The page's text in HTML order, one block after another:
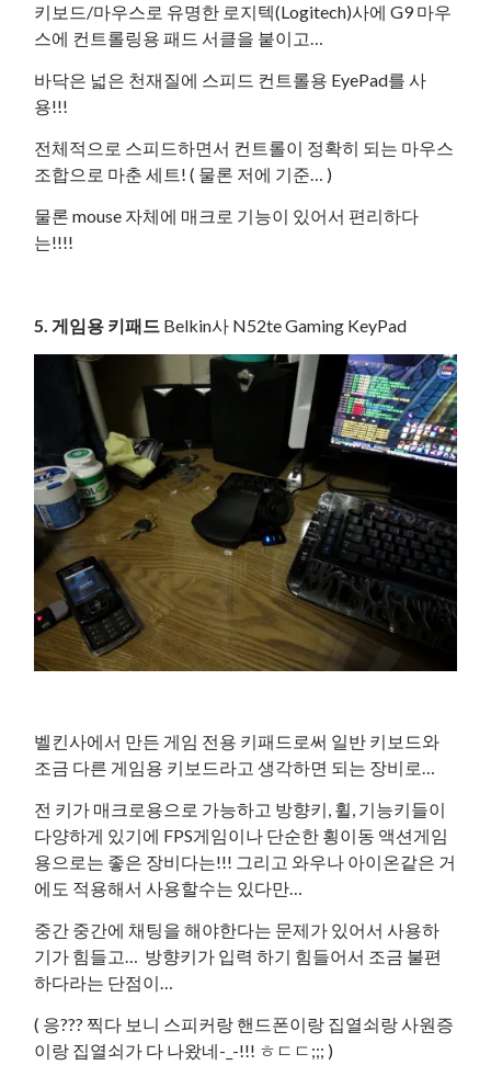
키보드/마우스로 유명한 로지텍(Logitech)사에 G9 마우
스에 컨트롤링용 패드 서클을 붙이고…
바닥은 넓은 천재질에 스피드 컨트롤용 EyePad를 사
용!!!
전체적으로 스피드하면서 컨트롤이 정확히 되는 마우스
조합으로 마춘 세트! ( 물론 저에 기준… )
물론 mouse 자체에 매크로 기능이 있어서 편리하다
는!!!!
5. 게임용 키패드 Belkin사 N52te Gaming KeyPad
벨킨사에서 만든 게임 전용 키패드로써 일반 키보드와
조금 다른 게임용 키보드라고 생각하면 되는 장비로…
전 키가 매크로용으로 가능하고 방향키, 휠, 기능키들이
다양하게 있기에 FPS게임이나 단순한 횡이동 액션게임
용으로는 좋은 장비다는!!! 그리고 와우나 아이온같은 거
에도 적용해서 사용할수는 있다만…
중간 중간에 채팅을 해야한다는 문제가 있어서 사용하
기가 힘들고… 방향키가 입력 하기 힘들어서 조금 불편
하다라는 단점이…
( 응??? 찍다 보니 스피커랑 핸드폰이랑 집열쇠랑 사원증
이랑 집열쇠가 다 나왔네-_-!!! ㅎㄷㄷ;;; )